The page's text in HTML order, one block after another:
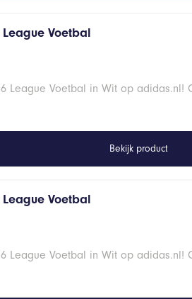
Voetbal
League Voetbal in Wit op
Bekijk product
Voetbal
League Voetbal in Wit op